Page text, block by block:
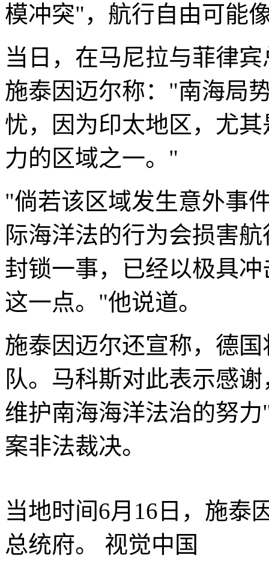
模冲突"，航行自由可能
当日，在马尼拉与菲律
施泰因迈尔称："南海局
忧，因为印太地区，尤
力的区域之一。"
"倘若该区域发生意外事
际海洋法的行为会损害
封锁一事，已经以极具
这一点。"他说道。
施泰因迈尔还宣称，德
队。马科斯对此表示感
维护南海海洋法治的努
案非法裁决。
当地时间6月16日，施泰
总统府。 视觉中国